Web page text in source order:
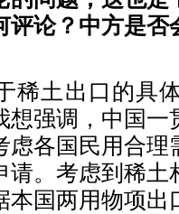
评论？中方是否
稀土出口的具
想强调，中国一
虑各国民用合理
请。考虑到稀土
本国两用物项